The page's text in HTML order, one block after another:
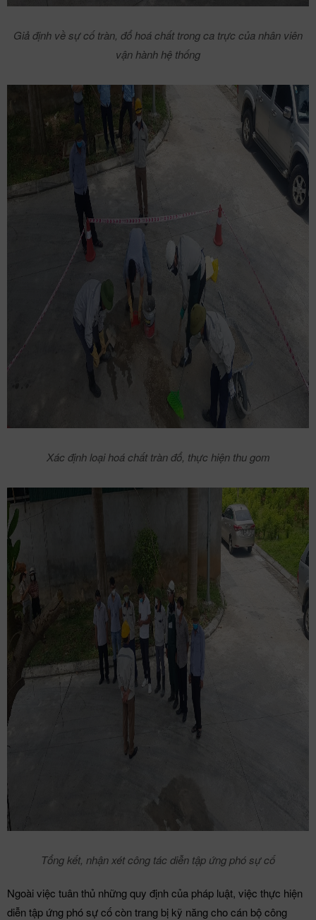
Giả định về sự cố tràn, đổ hoá chất trong ca trực của nhân viên
vận hành hệ thống
Xác định loại hoá chất tràn đổ, thực hiện thu gom
Tổng kết, nhận xét công tác diễn tập ứng phó sự cố
Ngoài việc tuân thủ những quy định của pháp luật, việc thực hiện
diễn tập ứng phó sự cố còn trang bị kỹ năng cho cán bộ công